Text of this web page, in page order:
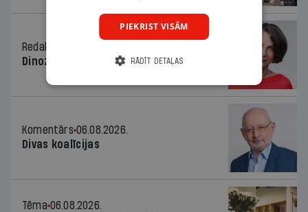
Redaktores sleja
Dinozaura triks
Komentārs 06.08.2026.
Divas koalīcijas
Tēma 06.08.2026.
PIEKRIST VISĀM
RĀDĪT DETAĻAS